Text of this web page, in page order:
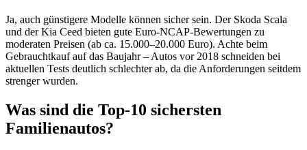
Ja, auch günstigere Modelle können sicher sein. Der Skoda Scala
und der Kia Ceed bieten gute Euro-NCAP-Bewertungen zu
moderaten Preisen (ab ca. 15.000–20.000 Euro). Achte beim
Gebrauchtkauf auf das Baujahr – Autos vor 2018 schneiden bei
aktuellen Tests deutlich schlechter ab, da die Anforderungen seitdem
strenger wurden.
Was sind die Top-10 sichersten
Familienautos?